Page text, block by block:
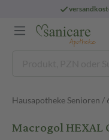
Hausapotheke Senioren /
Macrogol HEXAL